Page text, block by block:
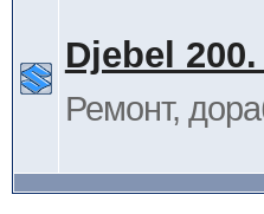
Djebel
Ремонт,